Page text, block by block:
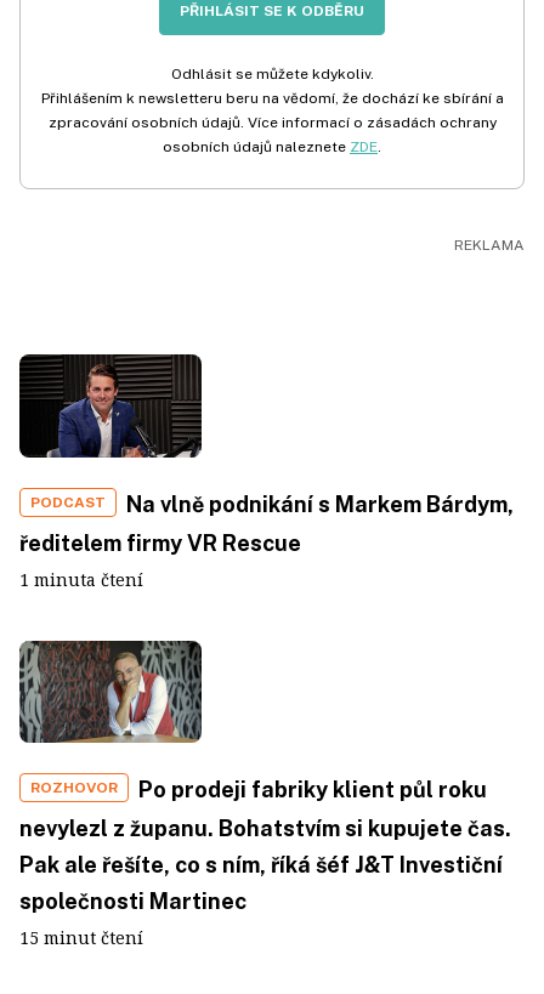
PŘIHLÁSIT SE K ODBĚRU
Odhlásit se můžete kdykoliv.
Přihlášením k newsletteru beru na vědomí, že dochází ke sbírání a
zpracování osobních údajů. Více informací o zásadách ochrany
osobních údajů naleznete ZDE.
PODCAST
Na vlně podnikání s Markem Bárdym,
ředitelem firmy VR Rescue
1 minuta čtení
ROZHOVOR
Po prodeji fabriky klient půl roku
nevylezl z županu. Bohatstvím si kupujete čas.
Pak ale řešíte, co s ním, říká šéf J&T Investiční
společnosti Martinec
15 minut čtení